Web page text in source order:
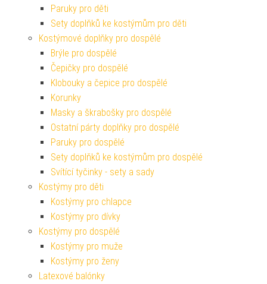
Paruky pro děti
Sety doplňků ke kostýmům pro děti
Kostýmové doplňky pro dospělé
Brýle pro dospělé
Čepičky pro dospělé
Klobouky a čepice pro dospělé
Korunky
Masky a škrabošky pro dospělé
Ostatní párty doplňky pro dospělé
Paruky pro dospělé
Sety doplňků ke kostýmům pro dospělé
Svítící tyčinky - sety a sady
Kostýmy pro děti
Kostýmy pro chlapce
Kostýmy pro dívky
Kostýmy pro dospělé
Kostýmy pro muže
Kostýmy pro ženy
Latexové balónky